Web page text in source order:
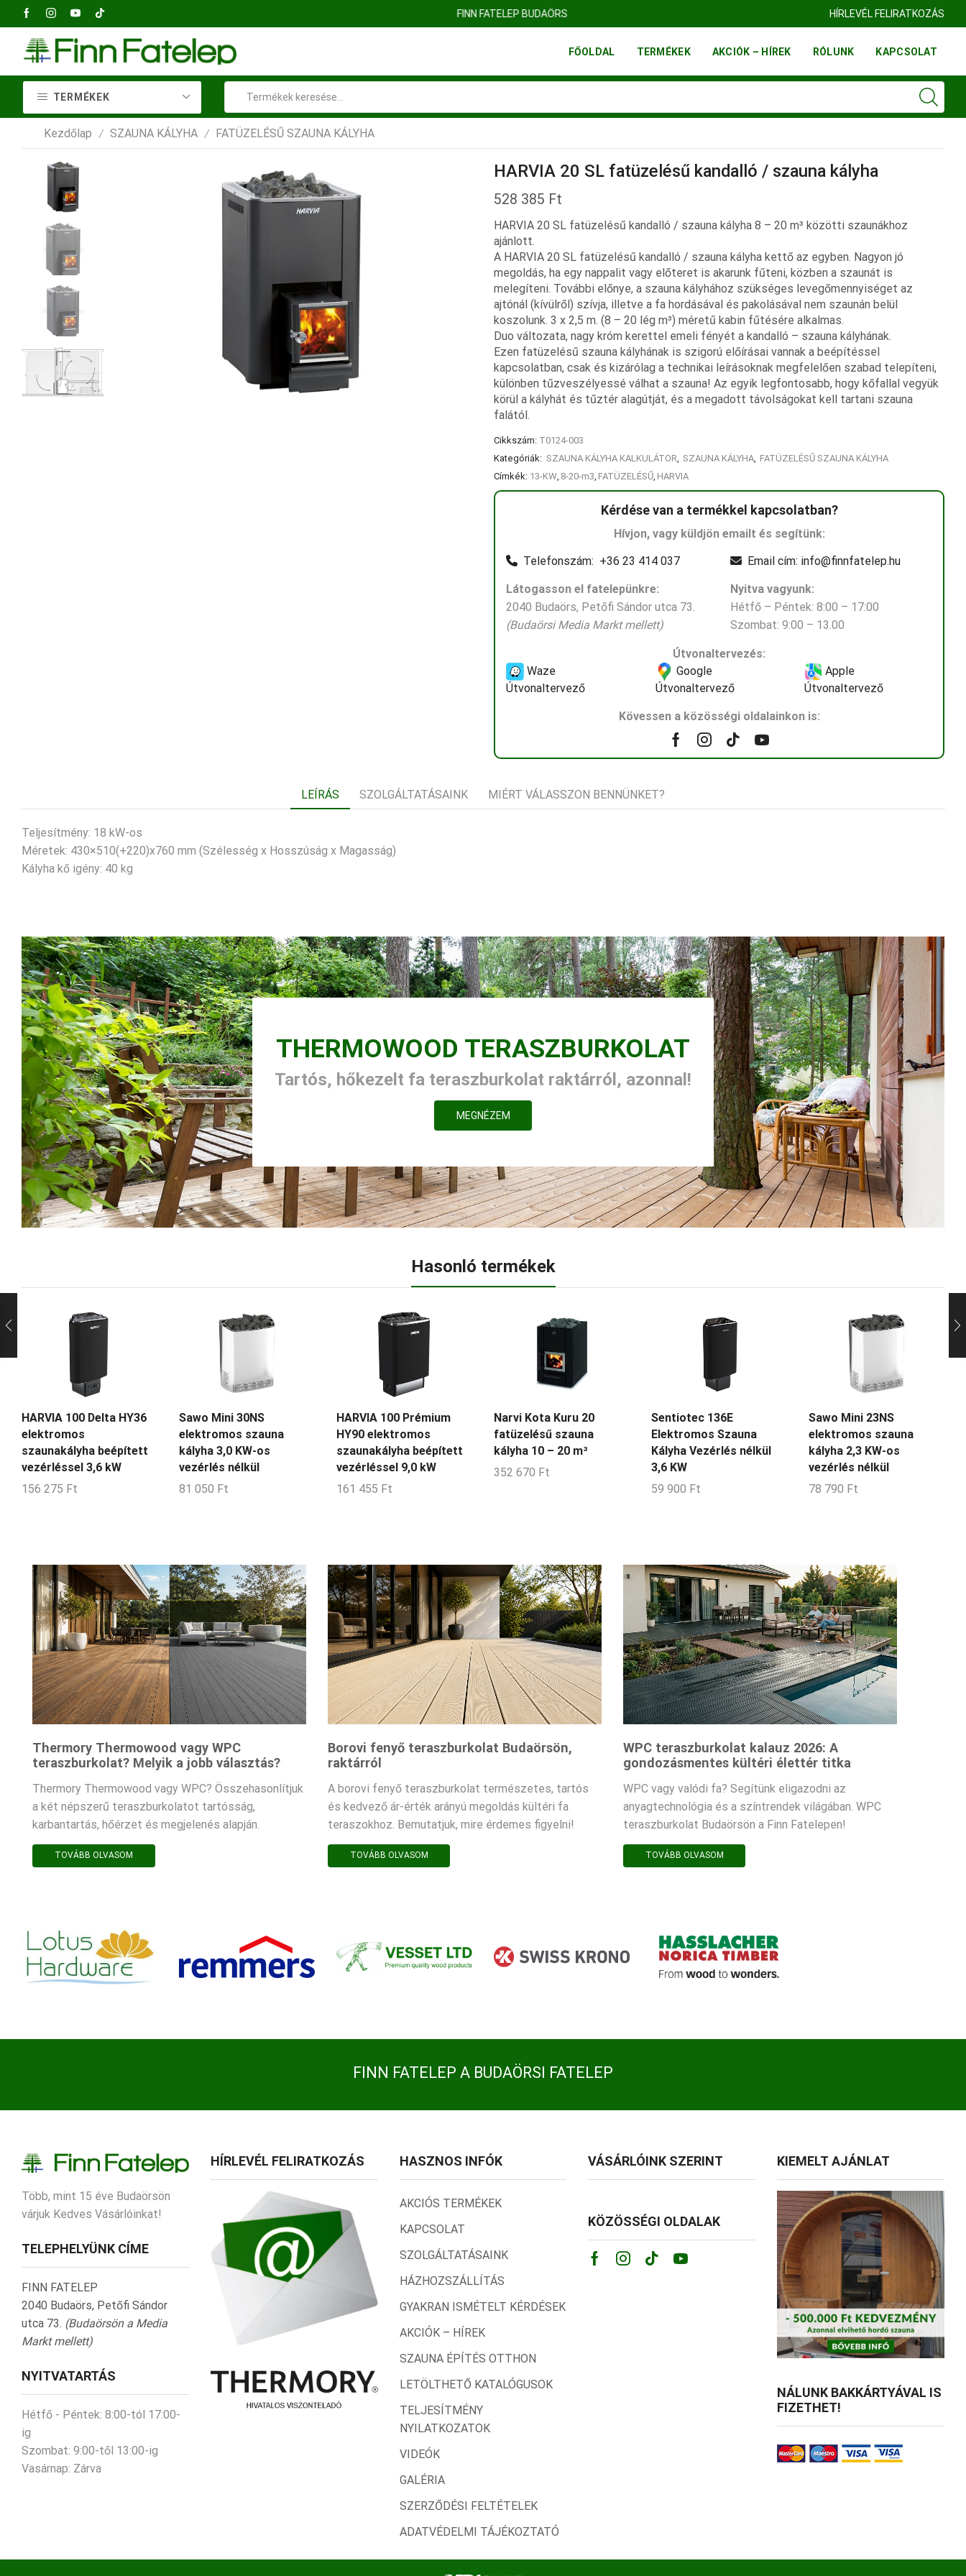
FINN FATELEP BUDAÖRS HÍRLEVÉL FELIRATKOZÁS
FŐOLDAL TERMÉKEK AKCIÓK – HÍREK RÓLUNK KAPCSOLAT
TERMÉKEK
input
Kezdőlap / SZAUNA KÁLYHA / FATÜZELÉSŰ SZAUNA KÁLYHA
HARVIA 20 SL fatüzelésű kandalló / szauna kályha
528 385 Ft
HARVIA 20 SL fatüzelésű kandalló / szauna kályha 8 – 20 m³ közötti szaunákhoz
ajánlott.
A HARVIA 20 SL fatüzelésű kandalló / szauna kályha kettő az egyben. Nagyon jó
megoldás, ha egy nappalit vagy előteret is akarunk fűteni, közben a szaunát is
melegíteni. További előnye, a szauna kályhához szükséges levegőmennyiséget az
ajtónál (kívülről) szívja, illetve a fa hordásával és pakolásával nem szaunán belül
koszolunk. 3 x 2,5 m. (8 – 20 lég m³) méretű kabin fűtésére alkalmas.
Duo változata, nagy króm kerettel emeli fényét a kandalló – szauna kályhának.
Ezen fatüzelésű szauna kályhának is szigorú előírásai vannak a beépítéssel
kapcsolatban, csak és kizárólag a technikai leírásoknak megfelelően szabad telepíteni,
különben tűzveszélyessé válhat a szauna! Az egyik legfontosabb, hogy kőfallal vegyük
körül a kályhát és tűztér alagútját, és a megadott távolságokat kell tartani szauna
falától.
Cikkszám: T0124-003
Kategóriák: SZAUNA KÁLYHA KALKULÁTOR, SZAUNA KÁLYHA, FATÜZELÉSŰ SZAUNA KÁLYHA
Címkék: 13-KW, 8-20-m3, FATÜZELÉSŰ, HARVIA
Kérdése van a termékkel kapcsolatban?
Hívjon, vagy küldjön emailt és segítünk:
Telefonszám: +36 23 414 037
Email cím: info@finnfatelep.hu
Látogasson el fatelepünkre:
2040 Budaörs, Petőfi Sándor utca 73.
(Budaörsi Media Markt mellett)
Nyitva vagyunk:
Hétfő – Péntek: 8:00 – 17:00
Szombat: 9:00 – 13.00
Útvonaltervezés:
Waze
Útvonaltervező
Google
Útvonaltervező
Apple
Útvonaltervező
Kövessen a közösségi oldalainkon is:
Facebook
Instagram
Tik- Youtube
LEÍRÁS SZOLGÁLTATÁSAINK MIÉRT VÁLASSZON BENNÜNKET?
Teljesítmény: 18 kW-os
Méretek: 430×510(+220)x760 mm (Szélesség x Hosszúság x Magasság)
Kályha kő igény: 40 kg
THERMOWOOD TERASZBURKOLAT
Tartós, hőkezelt fa teraszburkolat raktárról, azonnal!
MEGNÉZEM
Hasonló termékek
HARVIA 100 Delta HY36
elektromos
szaunakályha beépített
vezérléssel 3,6 kW
156 275 Ft
Sawo Mini 30NS
elektromos szauna
kályha 3,0 KW-os
vezérlés nélkül
81 050 Ft
HARVIA 100 Prémium
HY90 elektromos
szaunakályha beépített
vezérléssel 9,0 kW
161 455 Ft
Narvi Kota Kuru 20
fatüzelésű szauna
kályha 10 – 20 m³
352 670 Ft
Sentiotec 136E
Elektromos Szauna
Kályha Vezérlés nélkül
3,6 KW
59 900 Ft
Sawo Mini 23NS
elektromos szauna
kályha 2,3 KW-os
vezérlés nélkül
78 790 Ft
Thermory Thermowood vagy WPC
teraszburkolat? Melyik a jobb választás?
Thermory Thermowood vagy WPC? Összehasonlítjuk
a két népszerű teraszburkolatot tartósság,
karbantartás, hőérzet és megjelenés alapján.
TOVÁBB OLVASOM
Borovi fenyő teraszburkolat Budaörsön,
raktárról
A borovi fenyő teraszburkolat természetes, tartós
és kedvező ár-érték arányú megoldás kültéri fa
teraszokhoz. Bemutatjuk, mire érdemes figyelni!
TOVÁBB OLVASOM
WPC teraszburkolat kalauz 2026: A
gondozásmentes kültéri élettér titka
WPC vagy valódi fa? Segítünk eligazodni az
anyagtechnológia és a színtrendek világában. WPC
teraszburkolat Budaörsön a Finn Fatelepen!
TOVÁBB OLVASOM
FINN FATELEP A BUDAÖRSI FATELEP
Több, mint 15 éve Budaörsön
várjuk Kedves Vásárlóinkat!
TELEPHELYÜNK CÍME
FINN FATELEP
2040 Budaörs, Petőfi Sándor
utca 73. (Budaörsön a Media
Markt mellett)
NYITVATARTÁS
Hétfő - Péntek: 8:00-tól 17:00-
ig
Szombat: 9:00-től 13:00-ig
Vasárnap: Zárva
HÍRLEVÉL FELIRATKOZÁS HASZNOS INFÓK
AKCIÓS TERMÉKEK
KAPCSOLAT
SZOLGÁLTATÁSAINK
HÁZHOZSZÁLLÍTÁS
GYAKRAN ISMÉTELT KÉRDÉSEK
AKCIÓK – HÍREK
SZAUNA ÉPÍTÉS OTTHON
LETÖLTHETŐ KATALÓGUSOK
TELJESÍTMÉNY
NYILATKOZATOK
VIDEÓK
GALÉRIA
SZERZŐDÉSI FELTÉTELEK
ADATVÉDELMI TÁJÉKOZTATÓ
VÁSÁRLÓINK SZERINT
KÖZÖSSÉGI OLDALAK
Facebook
Instagram
Tik- Youtube
KIEMELT AJÁNLAT
NÁLUNK BAKKÁRTYÁVAL IS
FIZETHET!